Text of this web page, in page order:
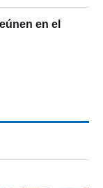
en el